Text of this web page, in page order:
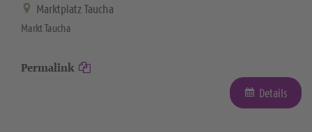
Marktplatz Taucha
Markt Taucha
Permalink
Details